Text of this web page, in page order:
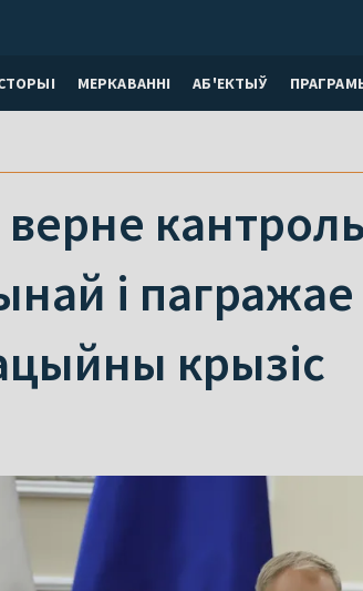
МЕРКАВАННI АБ'ЕКТЫЎ
і
крызіс